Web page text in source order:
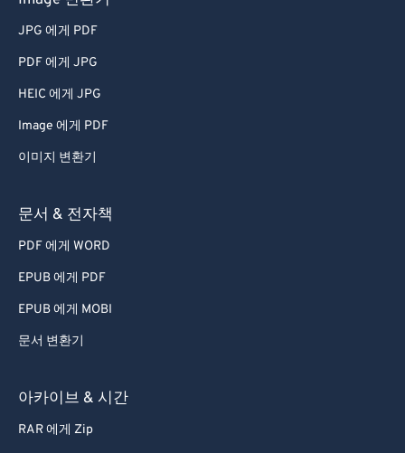
JPG 에게 PDF
PDF 에게 JPG
HEIC 에게 JPG
Image 에게 PDF
이미지 변환기
문서 & 전자책
PDF 에게 WORD
EPUB 에게 PDF
EPUB 에게 MOBI
문서 변환기
아카이브 & 시간
RAR 에게 Zip